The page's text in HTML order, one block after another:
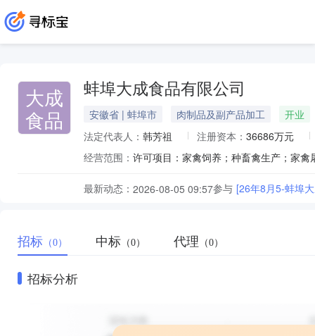
大成
食品
蚌埠大成食品有限公司
安徽省 | 蚌埠市 肉制品及副产品加工
开业
法定代表人： 韩芳祖 注册资本： 36686万元
经营范围：
最新动态： 2026-08-05 09:57参与 [26年8月5-蚌埠
招标 （0） 中标 （0） 代理 （0）
招标分析